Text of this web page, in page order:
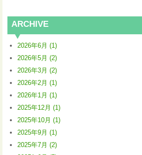
ARCHIVE
2026年6月 (1)
2026年5月 (2)
2026年3月 (2)
2026年2月 (1)
2026年1月 (1)
2025年12月 (1)
2025年10月 (1)
2025年9月 (1)
2025年7月 (2)